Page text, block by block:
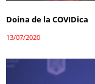
Doina de la COVIDica
13/07/2020